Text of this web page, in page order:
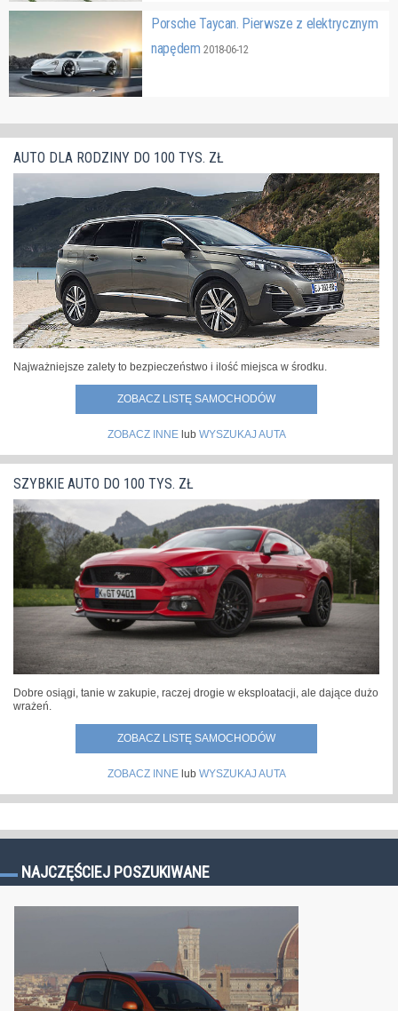
Porsche Taycan. Pierwsze z elektrycznym
napędem2018-06-12
AUTO DLA RODZINY DO 100 TYS. ZŁ
Najważniejsze zalety to bezpieczeństwo i ilość miejsca w środku.
ZOBACZ LISTĘ SAMOCHODÓW
ZOBACZ INNElub WYSZUKAJ AUTA
SZYBKIE AUTO DO 100 TYS. ZŁ
Dobre osiągi, tanie w zakupie, raczej drogie w eksploatacji, ale dające dużo
wrażeń.
ZOBACZ LISTĘ SAMOCHODÓW
ZOBACZ INNElub WYSZUKAJ AUTA
NAJCZĘŚCIEJ POSZUKIWANE